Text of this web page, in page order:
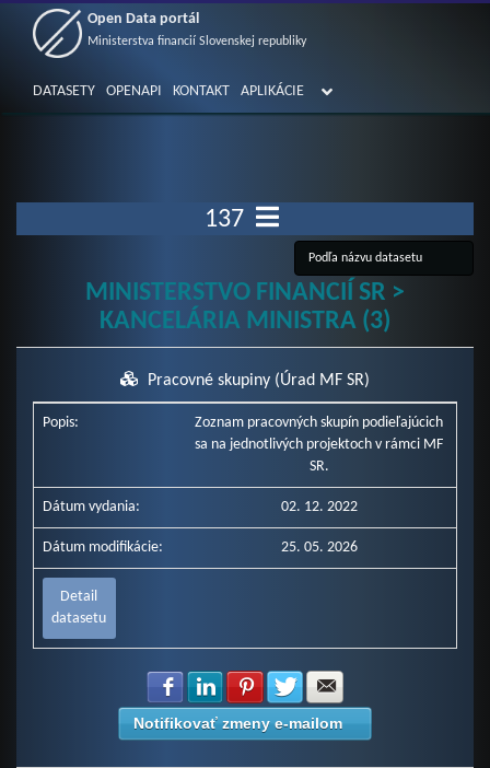
Open Data portál
Ministerstva financií Slovenskej republiky
DATASETY OPENAPI KONTAKT APLIKÁCIE
137
MINISTERSTVO FINANCIÍ SR >
KANCELÁRIA MINISTRA (3)
Pracovné skupiny (Úrad MF SR)
Popis:
Zoznam pracovných skupín podieľajúcich
sa na jednotlivých projektoch v rámci MF
SR.
Dátum vydania: 02. 12. 2022
Dátum modifikácie: 25. 05. 2026
Detail
datasetu
Zdielať na Facebook
Zdielať na LinkedIn
Zdielať na Pinterest
Zdielať na Twitter
Notifikovať zmeny e-mailom